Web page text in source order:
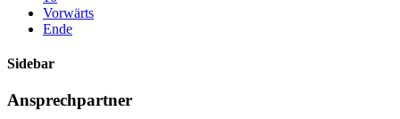
Vorwärts
Ende
Sidebar
Ansprechpartner